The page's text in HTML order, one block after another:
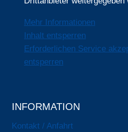
Mehr Informationen
Inhalt entsperren
Erforderlichen Service
entsperren
INFORMATION
Kontakt / Anfahrt